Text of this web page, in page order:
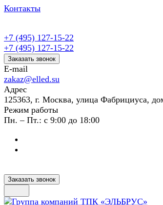
Контакты
+7 (495) 127-15-22
+7 (495) 127-15-22
Заказать звонок
E-mail
zakaz@elled.su
Адрес
125363, г. Москва, улица Фабрициуса,
Режим работы
Пн. – Пт.: с 9:00 до 18:00
Заказать звонок